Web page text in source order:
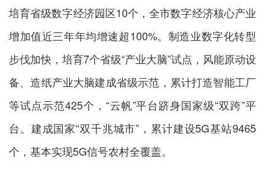
培育省级数字经济园区10个，全市数字经济核心产业
增加值近三年年均增速超100%。制造业数字化转型
步伐加快，培育7个省级“产业大脑”试点，风能原动设
备、造纸产业大脑建成省级示范，累计打造智能工厂
等试点示范425个，“云帆”平台跻身国家级“双跨”平
台。建成国家“双千兆城市”，累计建设5G基站9465
个，基本实现5G信号农村全覆盖。